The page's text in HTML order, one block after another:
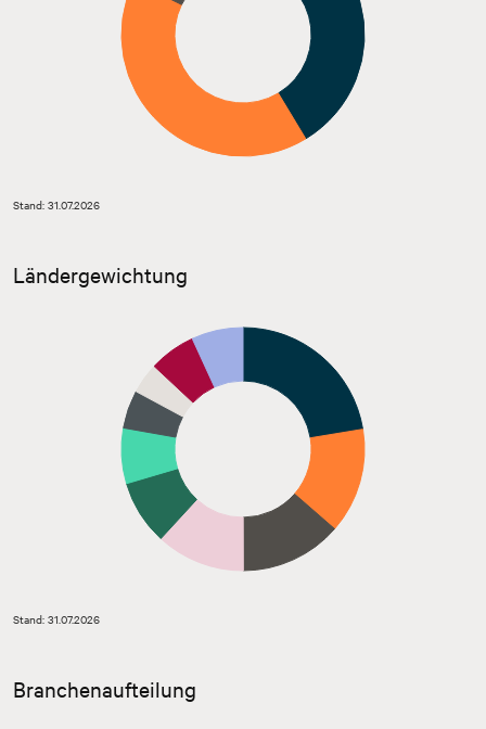
Stand: 31.07.2026
Ländergewichtung
Stand: 31.07.2026
Branchenaufteilung